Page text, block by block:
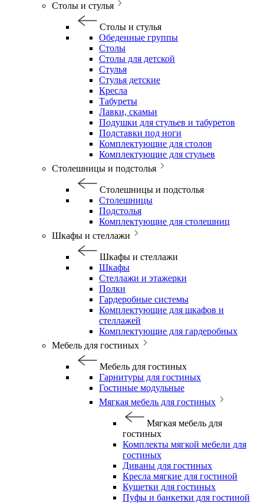
Столы и стулья
Столы и стулья
Обеденные группы
Столы
Столы для детской
Стулья
Стулья детские
Кресла
Табуреты
Лавки, скамьи
Подушки для стульев и табуретов
Подставки под ноги
Комплектующие для столов
Комплектующие для стульев
Столешницы и подстолья
Столешницы и подстолья
Столешницы
Подстолья
Комплектующие для столешниц
Шкафы и стеллажи
Шкафы и стеллажи
Шкафы
Стеллажи и этажерки
Полки
Гардеробные системы
Комплектующие для шкафов и
стеллажей
Комплектующие для гардеробных
Мебель для гостиных
Мебель для гостиных
Гарнитуры для гостиных
Гостиные модульные
Мягкая мебель для гостиных
Мягкая мебель для
гостиных
Комплекты мягкой мебели для
гостиных
Диваны для гостиных
Кресла мягкие для гостиной
Кушетки для гостиных
Пуфы и банкетки для гостиной